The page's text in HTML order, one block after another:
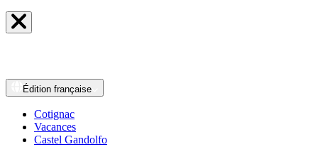
Édition française
Cotignac
Vacances
Castel Gandolfo